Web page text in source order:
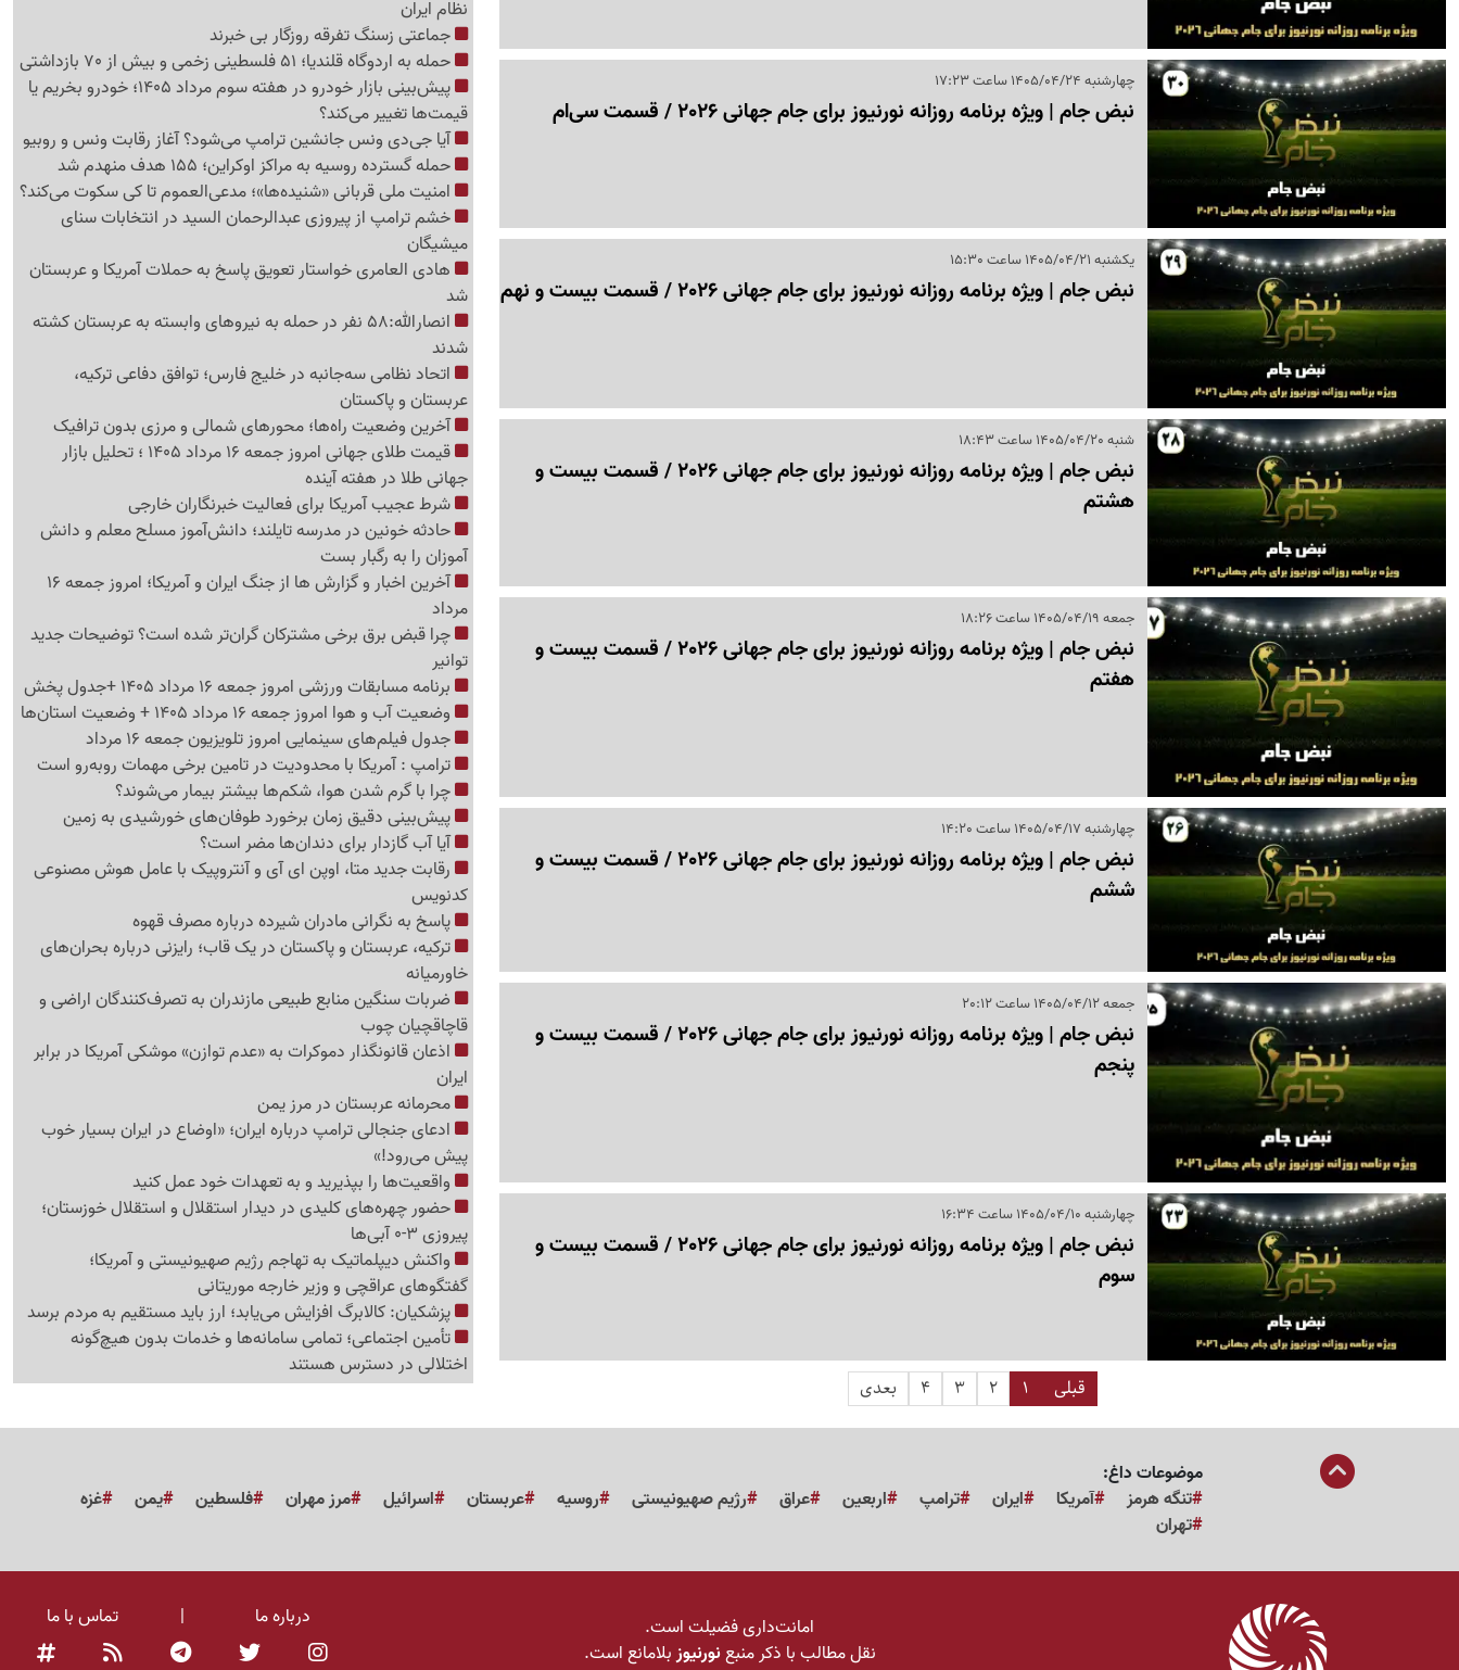
چهارشنبه 1405/04/24 ساعت 17:23
نبض جام | ویژه برنامه روزانه نورنیوز برای جام جهانی 2026 / قسمت سی‌ام
یکشنبه 1405/04/21 ساعت 15:30
نبض جام | ویژه برنامه روزانه نورنیوز برای جام جهانی 2026 / قسمت بیست و نهم
شنبه 1405/04/20 ساعت 18:43
نبض جام | ویژه برنامه روزانه نورنیوز برای جام جهانی 2026 / قسمت بیست و
هشتم
جمعه 1405/04/19 ساعت 18:26
نبض جام | ویژه برنامه روزانه نورنیوز برای جام جهانی 2026 / قسمت بیست و
هفتم
چهارشنبه 1405/04/17 ساعت 14:20
نبض جام | ویژه برنامه روزانه نورنیوز برای جام جهانی 2026 / قسمت بیست و
ششم
جمعه 1405/04/12 ساعت 20:12
نبض جام | ویژه برنامه روزانه نورنیوز برای جام جهانی 2026 / قسمت بیست و
پنجم
چهارشنبه 1405/04/10 ساعت 16:34
نبض جام | ویژه برنامه روزانه نورنیوز برای جام جهانی 2026 / قسمت بیست و
سوم
قبلی 1
2
3
4 بعدی
نظام ایران
جماعتی زسنگ تفرقه روزگار بی خبرند
حمله به اردوگاه قلندیا؛ 51 فلسطینی زخمی و بیش از 70 بازداشتی
پیش‌بینی بازار خودرو در هفته سوم مرداد 1405؛ خودرو بخریم یا
قیمت‌ها تغییر می‌کند؟
آیا جی‌دی ونس جانشین ترامپ می‌شود؟ آغاز رقابت ونس و روبیو
حمله گسترده روسیه به مراکز اوکراین؛ 155 هدف منهدم شد
امنیت ملی قربانی «شنیده‌ها»؛ مدعی‌العموم تا کی سکوت می‌کند؟
خشم ترامپ از پیروزی عبدالرحمان السید در انتخابات سنای
میشیگان
هادی العامری خواستار تعویق پاسخ به حملات آمریکا و عربستان
شد
انصارالله:58 نفر در حمله به نیروهای وابسته به عربستان کشته
شدند
اتحاد نظامی سه‌جانبه در خلیج فارس؛ توافق دفاعی ترکیه،
عربستان و پاکستان
آخرین وضعیت راه‌ها؛ محورهای شمالی و مرزی بدون ترافیک
قیمت طلای جهانی امروز جمعه 16 مرداد 1405 ؛ تحلیل بازار
جهانی طلا در هفته آینده
شرط عجیب آمریکا برای فعالیت خبرنگاران خارجی
حادثه خونین در مدرسه تایلند؛ دانش‌آموز مسلح معلم و دانش
آموزان را به رگبار بست
آخرین اخبار و گزارش ها از جنگ ایران و آمریکا؛ امروز جمعه 16
مرداد
چرا قبض برق برخی مشترکان گران‌تر شده است؟ توضیحات جدید
توانیر
برنامه مسابقات ورزشی امروز جمعه 16 مرداد 1405 +جدول پخش
وضعیت آب و هوا امروز جمعه 16 مرداد 1405 + وضعیت استان‌ها
جدول فیلم‌های سینمایی امروز تلویزیون جمعه 16 مرداد
ترامپ : آمریکا با محدودیت در تامین برخی مهمات روبه‌رو است
چرا با گرم شدن هوا، شکم‌ها بیشتر بیمار می‌شوند؟
پیش‌بینی دقیق زمان برخورد طوفان‌های خورشیدی به زمین
آیا آب گازدار برای دندان‌ها مضر است؟
رقابت جدید متا، اوپن ای آی و آنتروپیک با عامل هوش مصنوعی
کدنویس
پاسخ به نگرانی مادران شیرده درباره مصرف قهوه
ترکیه، عربستان و پاکستان در یک قاب؛ رایزنی درباره بحران‌های
خاورمیانه
ضربات سنگین منابع طبیعی مازندران به تصرف‌کنندگان اراضی و
قاچاقچیان چوب
اذعان قانونگذار دموکرات به «عدم توازن» موشکی آمریکا در برابر
ایران
محرمانه عربستان در مرز یمن
ادعای جنجالی ترامپ درباره ایران؛ «اوضاع در ایران بسیار خوب
پیش می‌رود!»
واقعیت‌ها را بپذیرید و به تعهدات خود عمل کنید
حضور چهره‌های کلیدی در دیدار استقلال و استقلال خوزستان؛
پیروزی 3-0 آبی‌ها
واکنش دیپلماتیک به تهاجم رژیم صهیونیستی و آمریکا؛
گفتگوهای عراقچی و وزیر خارجه موریتانی
پزشکیان: کالابرگ افزایش می‌یابد؛ ارز باید مستقیم به مردم برسد
تأمین اجتماعی؛ تمامی سامانه‌ها و خدمات بدون هیچ‌گونه
اختلالی در دسترس هستند
موضوعات داغ:
تنگه هرمز
آمریکا ایران ترامپ اربعین عراق رژیم صهیونیستی روسیه عربستان اسرائیل مرز مهران فلسطین یمن
غزه
تهران
امانت‌داری فضیلت است.
نقل مطالب با ذکر منبعنورنیوزبلامانع است.
درباره ما | تماس با ما